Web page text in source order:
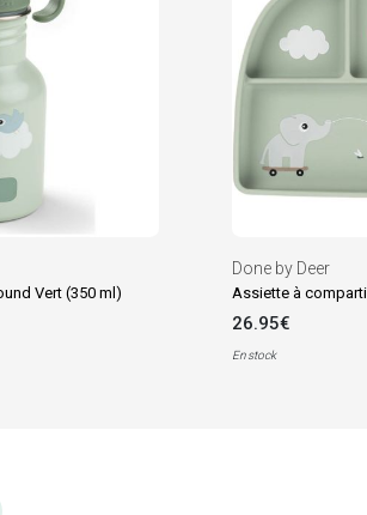
Vert (350 ml)
Done by Deer
26.95€
En stock